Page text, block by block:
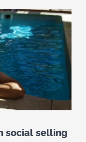
social selling